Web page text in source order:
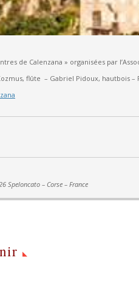
de Calenzana » organisées par
flûte – Gabriel Pidoux, hautbois –
Speloncato – Corse – France